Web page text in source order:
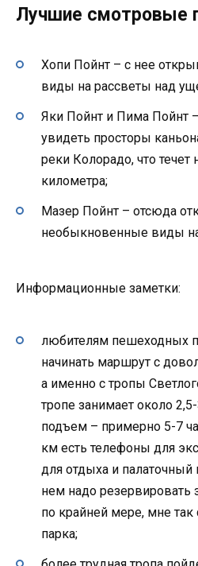
Лучшие смотровые
Хопи Пойнт – с нее
виды на рассветы над
Яки Пойнт и Пима Пойнт
увидеть просторы
реки Колорадо, что течет
километра;
Мазер Пойнт – отсюда
необыкновенные виды на
Информационные заметки:
любителям пешеходных
начинать маршрут с
а именно с тропы
тропе занимает около
подъем – примерно 5-7
км есть телефоны для
для отдыха и палаточный
нем надо резервировать
по крайней мере, мне так
парка;